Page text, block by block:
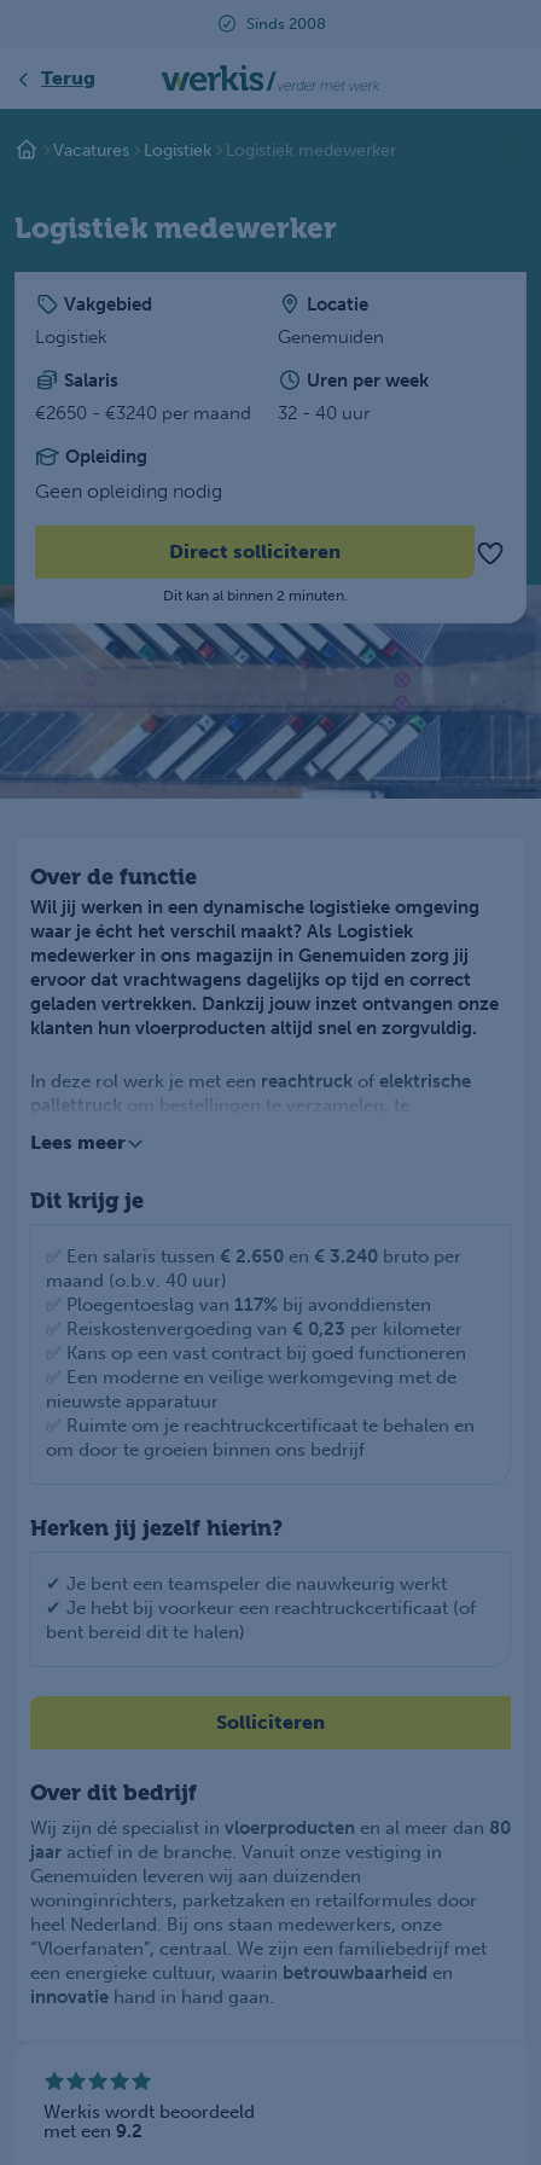
Terug
Vacatures Logistiek Logistiek medewerker
Logistiek medewerker
Vakgebied
Logistiek
Locatie
Genemuiden
Salaris
€2650 - €3240 per maand
Uren per week
32 - 40 uur
Opleiding
Geen opleiding nodig
Direct solliciteren
Dit kan al binnen 2 minuten.
Over de functie
Wil jij werken in een dynamische logistieke omgeving
waar je écht het verschil maakt? Als Logistiek
medewerker in ons magazijn in Genemuiden zorg jij
ervoor dat vrachtwagens dagelijks op tijd en correct
geladen vertrekken. Dankzij jouw inzet ontvangen onze
klanten hun vloerproducten altijd snel en zorgvuldig.
In deze rol werk je met een reachtruck of elektrische
pallettruck om bestellingen te verzamelen, te
overzicht in het magazijn en draagt bij aan een veilige,
collega’s vorm je een hecht team dat ervoor zorgt dat de
Lees meer
Dit krijg je
✅ Een salaris tussen € 2.650 en € 3.240 bruto per
maand (o.b.v. 40 uur)
✅ Ploegentoeslag van 117% bij avonddiensten
✅ Reiskostenvergoeding van € 0,23 per kilometer
✅ Kans op een vast contract bij goed functioneren
✅ Een moderne en veilige werkomgeving met de
nieuwste apparatuur
✅ Ruimte om je reachtruckcertificaat te behalen en
om door te groeien binnen ons bedrijf
Herken jij jezelf hierin?
✔ Je bent een teamspeler die nauwkeurig werkt
✔ Je hebt bij voorkeur een reachtruckcertificaat (of
bent bereid dit te halen)
Solliciteren
Over dit bedrijf
Wij zijn dé specialist in vloerproducten en al meer dan 80
jaar actief in de branche. Vanuit onze vestiging in
Genemuiden leveren wij aan duizenden
woninginrichters, parketzaken en retailformules door
heel Nederland. Bij ons staan medewerkers, onze
“Vloerfanaten”, centraal. We zijn een familiebedrijf met
een energieke cultuur, waarin betrouwbaarheid en
innovatie hand in hand gaan.
Werkis wordt beoordeeld
met een 9.2